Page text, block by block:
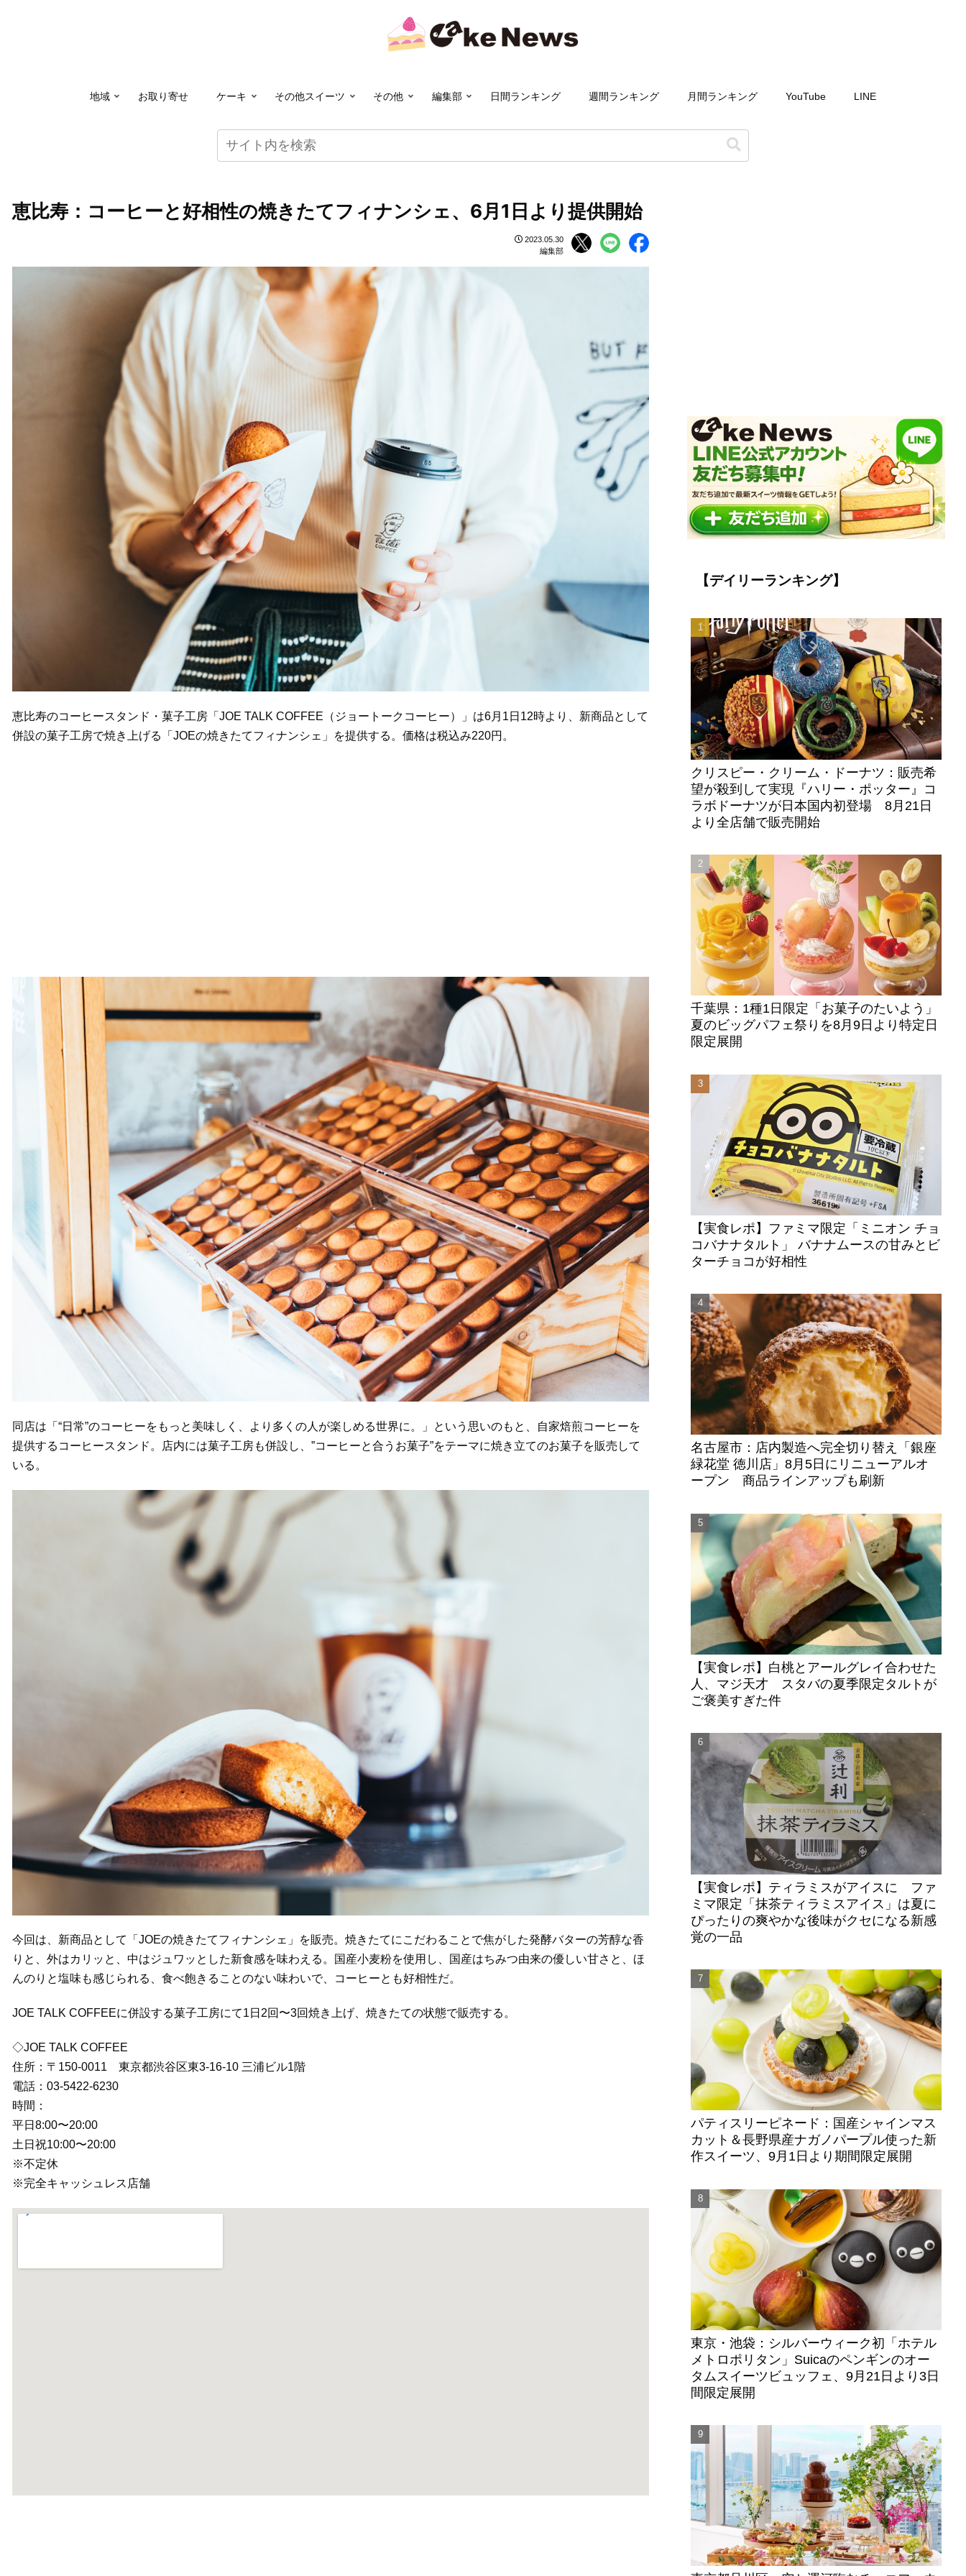
地域 お取り寄せ ケーキ その他スイーツ その他 編集部 日間ランキング 週間ランキング 月間ランキング YouTube LINE
恵比寿：コーヒーと好相性の焼きたてフィナンシェ、6月1日より提供開始
2023.05.30
編集部
恵比寿のコーヒースタンド・菓子工房「JOE TALK COFFEE（ジョートークコーヒー）」は6月1日12時より、新商品として
併設の菓子工房で焼き上げる「JOEの焼きたてフィナンシェ」を提供する。価格は税込み220円。
同店は「“日常”のコーヒーをもっと美味しく、より多くの人が楽しめる世界に。」という思いのもと、自家焙煎コーヒーを
提供するコーヒースタンド。店内には菓子工房も併設し、”コーヒーと合うお菓子”をテーマに焼き立てのお菓子を販売して
いる。
今回は、新商品として「JOEの焼きたてフィナンシェ」を販売。焼きたてにこだわることで焦がした発酵バターの芳醇な香
りと、外はカリッと、中はジュワッとした新食感を味わえる。国産小麦粉を使用し、国産はちみつ由来の優しい甘さと、ほ
んのりと塩味も感じられる、食べ飽きることのない味わいで、コーヒーとも好相性だ。
JOE TALK COFFEEに併設する菓子工房にて1日2回〜3回焼き上げ、焼きたての状態で販売する。
◇JOE TALK COFFEE
住所：〒150-0011 東京都渋谷区東3-16-10 三浦ビル1階
電話：03-5422-6230
時間：
平日8:00〜20:00
土日祝10:00〜20:00
※不定休
※完全キャッシュレス店舗
【デイリーランキング】
クリスピー・クリーム・ドーナツ：販売希
望が殺到して実現『ハリー・ポッター』コ
ラボドーナツが日本国内初登場 8月21日
より全店舗で販売開始
千葉県：1種1日限定「お菓子のたいよう」
夏のビッグパフェ祭りを8月9日より特定日
限定展開
【実食レポ】ファミマ限定「ミニオン チョ
コバナナタルト」 バナナムースの甘みとビ
ターチョコが好相性
名古屋市：店内製造へ完全切り替え「銀座
緑花堂 徳川店」8月5日にリニューアルオ
ープン 商品ラインアップも刷新
【実食レポ】白桃とアールグレイ合わせた
人、マジ天才 スタバの夏季限定タルトが
ご褒美すぎた件
【実食レポ】ティラミスがアイスに ファ
ミマ限定「抹茶ティラミスアイス」は夏に
ぴったりの爽やかな後味がクセになる新感
覚の一品
パティスリーピネード：国産シャインマス
カット＆長野県産ナガノパープル使った新
作スイーツ、9月1日より期間限定展開
東京・池袋：シルバーウィーク初「ホテル
メトロポリタン」Suicaのペンギンのオー
タムスイーツビュッフェ、9月21日より3日
間限定展開